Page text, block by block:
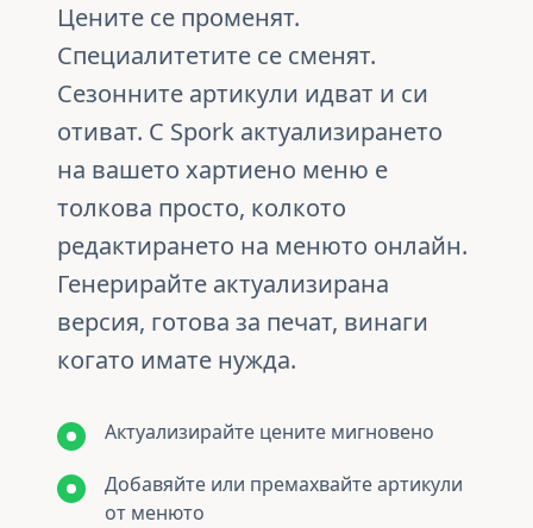
Цените се променят.
Специалитетите се сменят.
Сезонните артикули идват и си
отиват. С Spork актуализирането
на вашето хартиено меню е
толкова просто, колкото
редактирането на менюто онлайн.
Генерирайте актуализирана
версия, готова за печат, винаги
когато имате нужда.
Актуализирайте цените мигновено
Добавяйте или премахвайте артикули
от менюто